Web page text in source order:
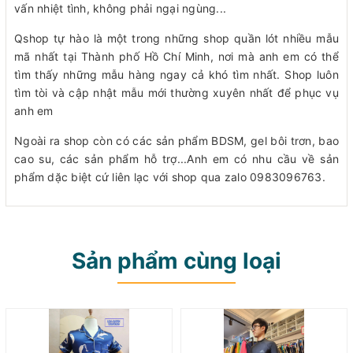
vấn nhiệt tình, không phải ngại ngùng...
Qshop tự hào là một trong những shop quần lót nhiều mẫu
mã nhất tại Thành phố Hồ Chí Minh, nơi mà anh em có thể
tìm thấy những mẫu hàng ngay cả khó tìm nhất. Shop luôn
tìm tòi và cập nhật mẫu mới thường xuyên nhất để phục vụ
anh em
Ngoài ra shop còn có các sản phẩm BDSM, gel bôi trơn, bao
cao su, các sản phẩm hỗ trợ...Anh em có nhu cầu về sản
phẩm dặc biệt cứ liên lạc với shop qua zalo 0983096763.
Sản phẩm cùng loại